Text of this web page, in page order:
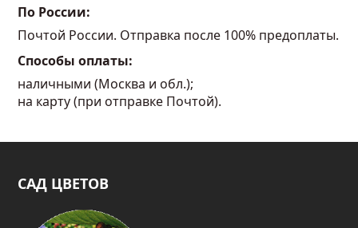
По России:
Почтой России. Отправка после 100% предоплаты.
Способы оплаты:
наличными (Москва и обл.);
на карту (при отправке Почтой).
САД ЦВЕТОВ